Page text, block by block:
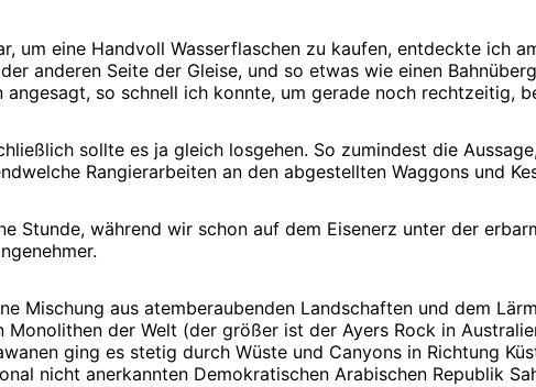
um eine Handvoll Wasserflaschen zu kaufen, entdeckte ich
anderen Seite der Gleise, und so etwas wie einen
angesagt, so schnell ich konnte, um gerade noch rechtzeitig,
sollte es ja gleich losgehen. So zumindest die
Rangierarbeiten an den abgestellten Waggons und
Stunde, während wir schon auf dem Eisenerz unter der
Mischung aus atemberaubenden Landschaften und dem
der Welt (der größer ist der Ayers Rock in
ging es stetig durch Wüste und Canyons in Richtung
nicht anerkannten Demokratischen Arabischen Republik